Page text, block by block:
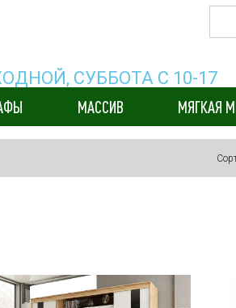
СУББОТА С 10-17
МАССИВ МЯГКАЯ